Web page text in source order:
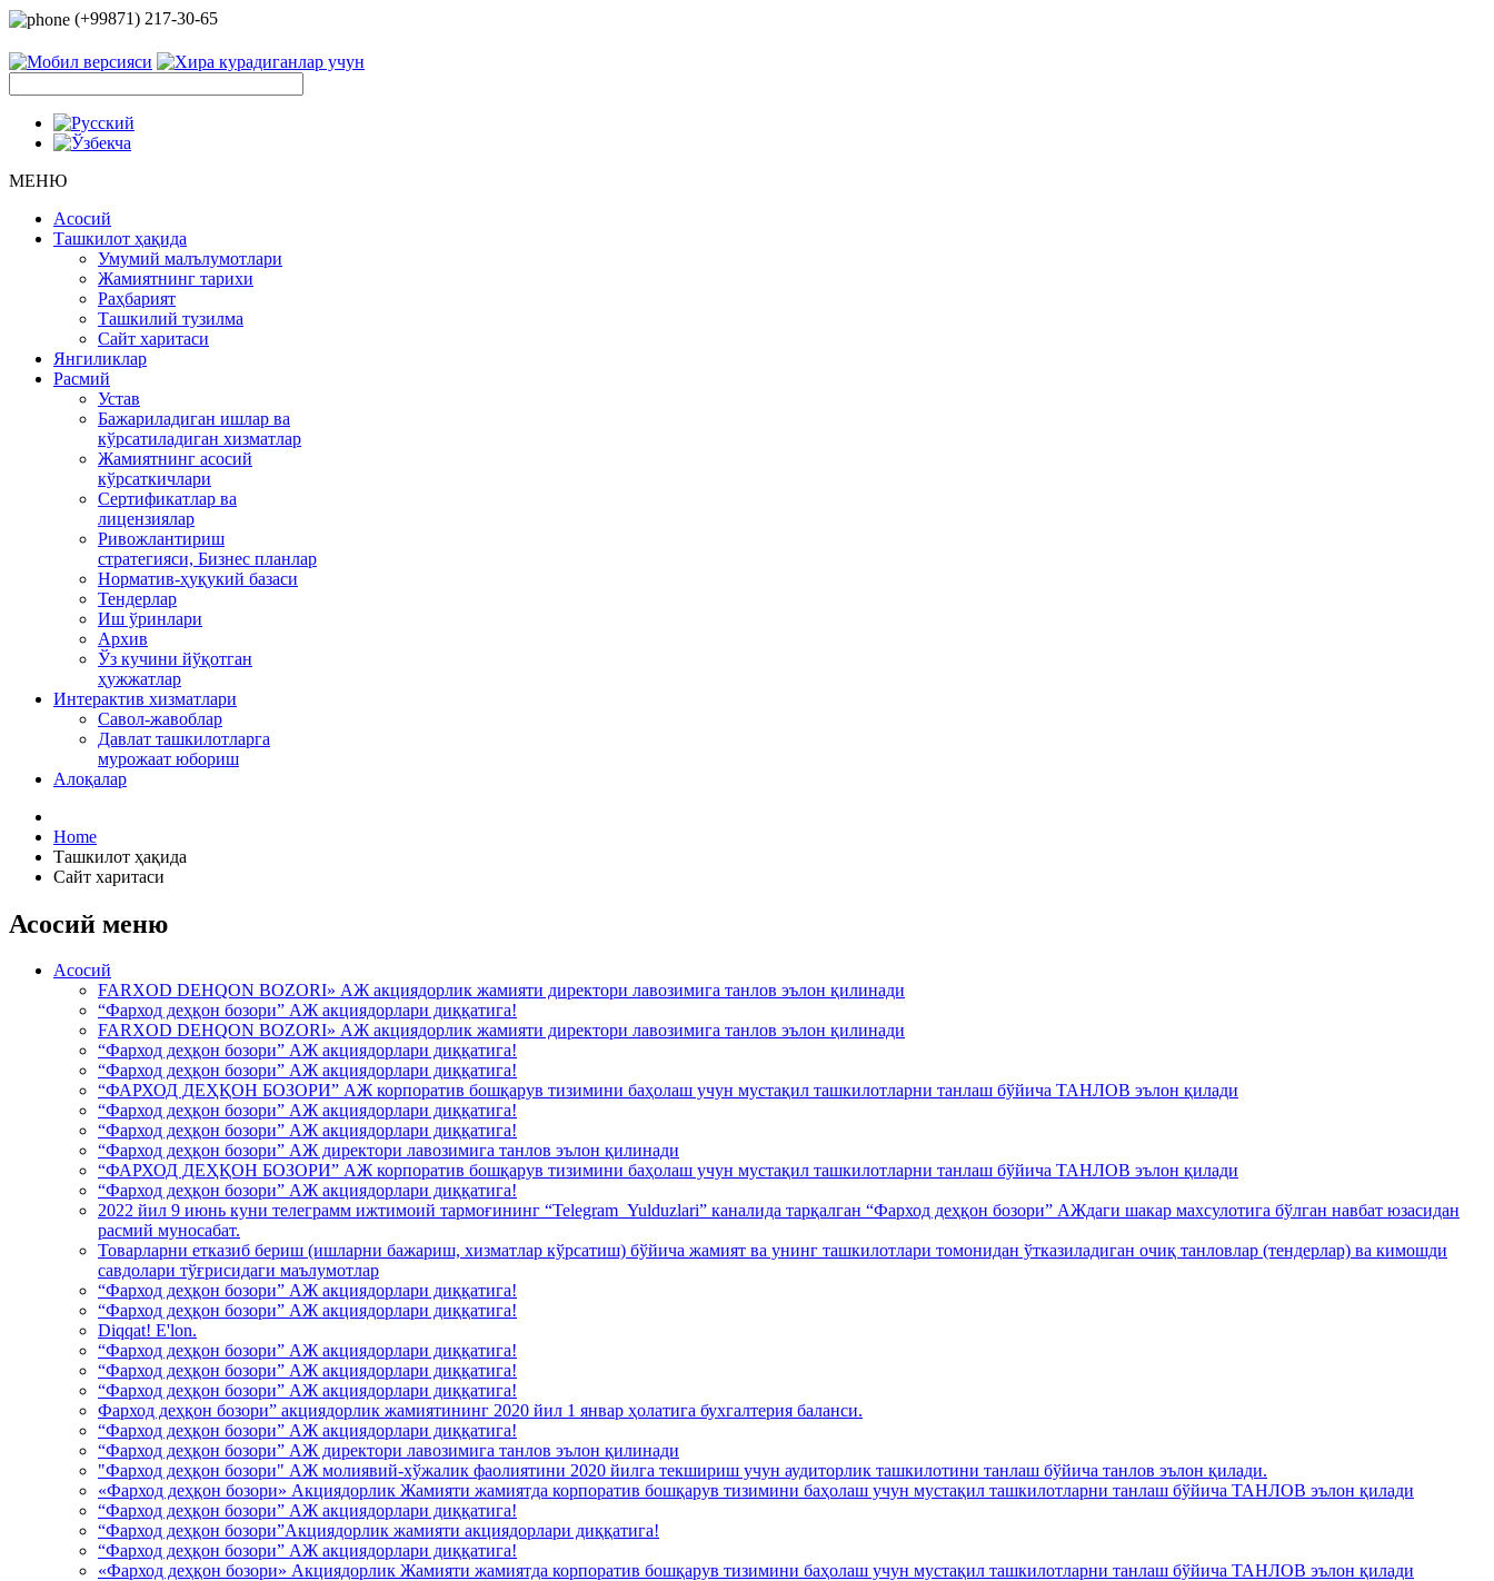
(+99871) 217-30-65
МЕНЮ
Асосий
Ташкилот ҳақида
Умумий малълумотлари
Жамиятнинг тарихи
Раҳбарият
Ташкилий тузилма
Сайт харитаси
Янгиликлар
Расмий
Устав
Бажариладиган ишлар ва
кўрсатиладиган хизматлар
Жамиятнинг асосий
кўрсаткичлари
Сертификатлар ва
лицензиялар
Ривожлантириш
стратегияси, Бизнес планлар
Норматив-ҳуқукий базаси
Тендерлар
Иш ўринлари
Архив
Ўз кучини йўқотган
ҳужжатлар
Интерактив хизматлари
Савол-жавоблар
Давлат ташкилотларга
мурожаат юбориш
Алоқалар
Home
Ташкилот ҳақида
Сайт харитаси
Асосий меню
Асосий
FARXOD DEHQON BOZORI» АЖ акциядорлик жамияти директори лавозимига танлов эълон қилинади
“Фарход деҳқон бозори” АЖ акциядорлари диққатига!
FARXOD DEHQON BOZORI» АЖ акциядорлик жамияти директори лавозимига танлов эълон қилинади
“Фарход деҳқон бозори” АЖ акциядорлари диққатига!
“Фарход деҳқон бозори” АЖ акциядорлари диққатига!
“ФАРХОД ДЕҲҚОН БОЗОРИ” АЖ корпоратив бошқарув тизимини баҳолаш учун мустақил ташкилотларни танлаш бўйича ТАНЛОВ эълон қилади
“Фарход деҳқон бозори” АЖ акциядорлари диққатига!
“Фарход деҳқон бозори” АЖ акциядорлари диққатига!
“Фарход деҳқон бозори” АЖ директори лавозимига танлов эълон қилинади
“ФАРХОД ДЕҲҚОН БОЗОРИ” АЖ корпоратив бошқарув тизимини баҳолаш учун мустақил ташкилотларни танлаш бўйича ТАНЛОВ эълон қилади
“Фарход деҳқон бозори” АЖ акциядорлари диққатига!
2022 йил 9 июнь куни телеграмм ижтимоий тармоғининг “Telegram_Yulduzlari” каналида тарқалган “Фарход деҳқон бозори” АЖдаги шакар махсулотига бўлган навбат юзасидан
расмий муносабат.
Товарларни етказиб бериш (ишларни бажариш, хизматлар кўрсатиш) бўйича жамият ва унинг ташкилотлари томонидан ўтказиладиган очиқ танловлар (тендерлар) ва кимошди
савдолари тўғрисидаги маълумотлар
“Фарход деҳқон бозори” АЖ акциядорлари диққатига!
“Фарход деҳқон бозори” АЖ акциядорлари диққатига!
Diqqat! E'lon.
“Фарход деҳқон бозори” АЖ акциядорлари диққатига!
“Фарход деҳқон бозори” АЖ акциядорлари диққатига!
“Фарход деҳқон бозори” АЖ акциядорлари диққатига!
Фарход деҳқон бозори” акциядорлик жамиятининг 2020 йил 1 январ ҳолатига бухгалтерия баланси.
“Фарход деҳқон бозори” АЖ акциядорлари диққатига!
“Фарход деҳқон бозори” АЖ директори лавозимига танлов эълон қилинади
"Фарход деҳқон бозори" АЖ молиявий-хўжалик фаолиятини 2020 йилга текшириш учун аудиторлик ташкилотини танлаш бўйича танлов эълон қилади.
«Фарход деҳқон бозори» Акциядорлик Жамияти жамиятда корпоратив бошқарув тизимини баҳолаш учун мустақил ташкилотларни танлаш бўйича ТАНЛОВ эълон қилади
“Фарход деҳқон бозори” АЖ акциядорлари диққатига!
“Фарход деҳқон бозори”Акциядорлик жамияти акциядорлари диққатига!
“Фарход деҳқон бозори” АЖ акциядорлари диққатига!
«Фарход деҳқон бозори» Акциядорлик Жамияти жамиятда корпоратив бошқарув тизимини баҳолаш учун мустақил ташкилотларни танлаш бўйича ТАНЛОВ эълон қилади